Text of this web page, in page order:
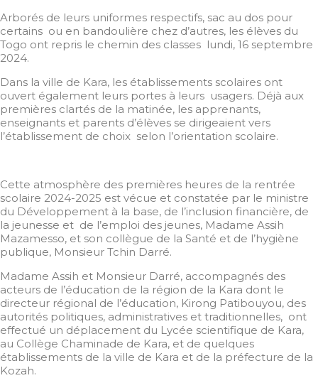
Arborés de leurs uniformes respectifs, sac au dos pour
certains ou en bandoulière chez d’autres, les élèves du
Togo ont repris le chemin des classes lundi, 16 septembre
2024.
Dans la ville de Kara, les établissements scolaires ont
ouvert également leurs portes à leurs usagers. Déjà aux
premières clartés de la matinée, les apprenants,
enseignants et parents d’élèves se dirigeaient vers
l’établissement de choix selon l’orientation scolaire.
Cette atmosphère des premières heures de la rentrée
scolaire 2024-2025 est vécue et constatée par le ministre
du Développement à la base, de l’inclusion financière, de
la jeunesse et de l’emploi des jeunes, Madame Assih
Mazamesso, et son collègue de la Santé et de l’hygiène
publique, Monsieur Tchin Darré.
Madame Assih et Monsieur Darré, accompagnés des
acteurs de l’éducation de la région de la Kara dont le
directeur régional de l’éducation, Kirong Patibouyou, des
autorités politiques, administratives et traditionnelles, ont
effectué un déplacement du Lycée scientifique de Kara,
au Collège Chaminade de Kara, et de quelques
établissements de la ville de Kara et de la préfecture de la
Kozah.